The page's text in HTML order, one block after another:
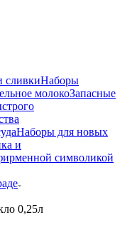
сливкиНаборы
молокоЗапасные
Наборы для новых
и
символикой
0,25л